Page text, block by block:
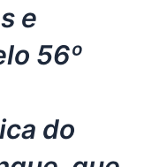
e
56º
do